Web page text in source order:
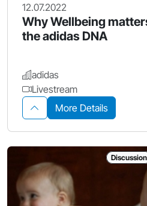
12.07.2022
Why Wellbeing
the adidas DNA
adidas
Livestream
More Details
Discussion